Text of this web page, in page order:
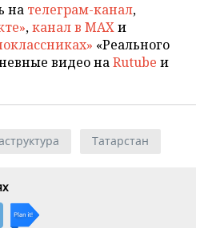
на телеграм-канал,
,канал в MAXи
«Реального
видео наRutube и
Татарстан